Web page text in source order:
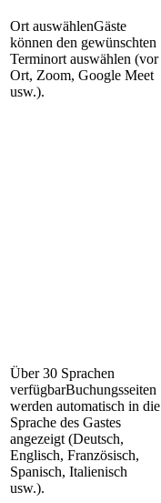
Ort auswählenGäste
können den gewünschten
Terminort auswählen (vor
Ort, Zoom, Google Meet
usw.).
Über 30 Sprachen
verfügbarBuchungsseiten
werden automatisch in die
Sprache des Gastes
angezeigt (Deutsch,
Englisch, Französisch,
Spanisch, Italienisch
usw.).